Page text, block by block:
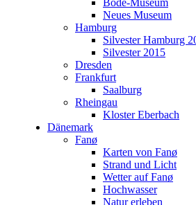
Strand und Licht
Wetter auf Fanø
Hochwasser
Natur erleben
Rund um Fanø
Holzspielplatz
Fischerei- und Schiffahrtsmuseum
Österreich
Wien ist eine Reise Wert
Wetter in Wien
Palmenhaus Schönbrunn
Wien im Juli 2014
Porschemuseum Gmünd
Porschemuseum Gmünd
Holzmodelle
Neues Museum
Hamburg
Silvester Hamburg
Silvester 2015
Dresden
Frankfurt
Saalburg
Rheingau
Kloster Eberbach
Dänemark
Fanø
Karten von Fanø
Strand und Licht
Wetter auf Fanø
Hochwasser
Natur erleben